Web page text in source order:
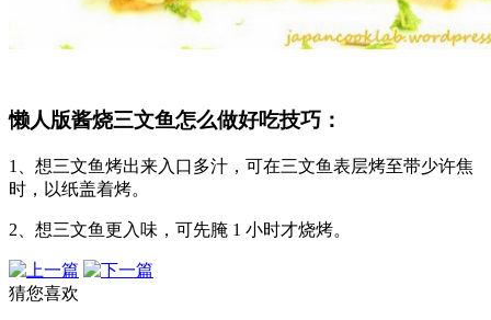
懒人版酱烧三文鱼怎么做好吃技巧：
1、想三文鱼烤出来入口多汁，可在三文鱼表层烤至带少许焦
时，以纸盖着烤。
2、想三文鱼更入味，可先腌 1 小时才烧烤。
猜您喜欢